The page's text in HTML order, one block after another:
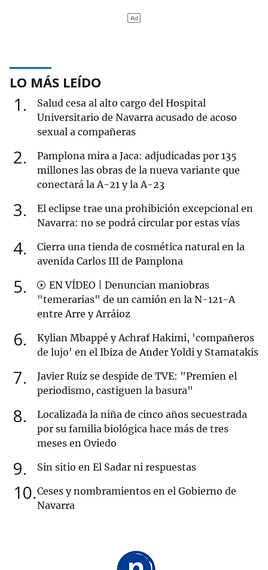
LO MÁS LEÍDO
1
Salud cesa al alto cargo del Hospital
Universitario de Navarra acusado de acoso
sexual a compañeras
2
Pamplona mira a Jaca: adjudicadas por 135
millones las obras de la nueva variante que
conectará la A-21 y la A-23
3
El eclipse trae una prohibición excepcional en
Navarra: no se podrá circular por estas vías
4
Cierra una tienda de cosmética natural en la
avenida Carlos III de Pamplona
5
EN VÍDEO | Denuncian maniobras
"temerarias" de un camión en la N-121-A
entre Arre y Arráioz
6
Kylian Mbappé y Achraf Hakimi, 'compañeros
de lujo' en el Ibiza de Ander Yoldi y Stamatakis
7
Javier Ruiz se despide de TVE: "Premien el
periodismo, castiguen la basura"
8
Localizada la niña de cinco años secuestrada
por su familia biológica hace más de tres
meses en Oviedo
9 Sin sitio en El Sadar ni respuestas
10 Ceses y nombramientos en el Gobierno de
Navarra